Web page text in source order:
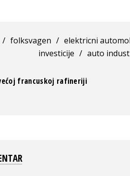
/ folksvagen / elektricni
investicije / auto
francuskoj rafineriji